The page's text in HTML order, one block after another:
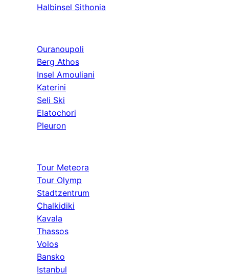
Halbinsel Sithonia
Ouranoupoli
Berg Athos
Insel Amouliani
Katerini
Seli Ski
Elatochori
Pleuron
Tour Meteora
Tour Olymp
Stadtzentrum
Chalkidiki
Kavala
Thassos
Volos
Bansko
Istanbul